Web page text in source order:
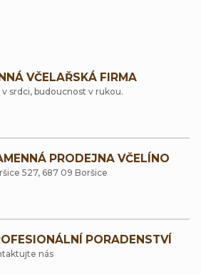
VČELAŘSKÁ FIRMA
v srdci, budoucnost v rukou.
PRODEJNA VČELÍNO
527, 687 09 Boršice
PORADENSTVÍ
nás